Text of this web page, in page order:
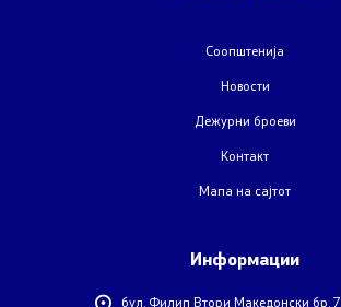
Соопштенија
Новости
Дежурни броеви
Контакт
Мапа на сајтот
Информации
бул. Филип Втори Македонски бр. 7